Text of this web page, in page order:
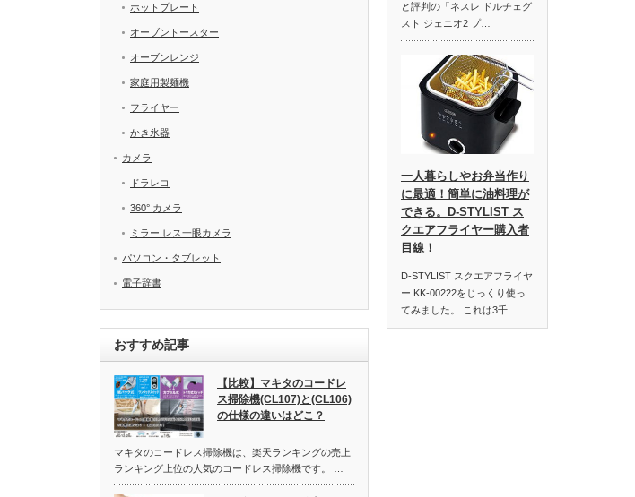
ホットプレート
オーブントースター
オーブンレンジ
家庭用製麺機
フライヤー
かき氷器
カメラ
ドラレコ
360° カメラ
ミラー レス一眼カメラ
パソコン・タブレット
電子辞書
おすすめ記事
【比較】マキタのコードレ
ス掃除機(CL107)と(CL106)
の仕様の違いはどこ？
マキタのコードレス掃除機は、楽天ランキングの売上
ランキング上位の人気のコードレス掃除機です。 …
と評判の「ネスレ ドルチェグ
スト ジェニオ2 プ…
一人暮らしやお弁当作り
に最適！簡単に油料理が
できる。D-STYLIST ス
クエアフライヤー購入者
目線！
D-STYLIST スクエアフライヤ
ー KK-00222をじっくり使っ
てみました。 これは3千…